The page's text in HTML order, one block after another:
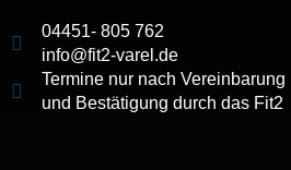
04451- 805 762
info@fit2-varel.de
Termine nur nach Vereinbarung
und Bestätigung durch das Fit2